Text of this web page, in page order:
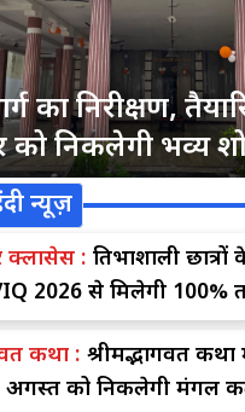
का निरीक्षण,
निकलेगी भव्य
न्यूज़
क्लासेस : प्रतिभाशाली
2026 से मिलेगी 100%
कथा : श्रीमद्भागवत
अगस्त को निकलेगी मंगल